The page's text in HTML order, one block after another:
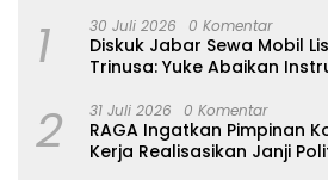
1 30 Juli 2026 0 Komentar
Diskuk Jabar Sewa Mobil
Trinusa: Yuke Abaikan
2 31 Juli 2026 0 Komentar
RAGA Ingatkan Pimpinan